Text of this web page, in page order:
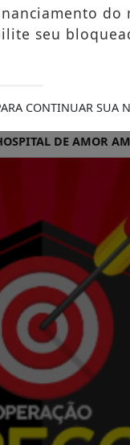
DE AMOR AMPLIA
do
seu
CONTINUAR SUA